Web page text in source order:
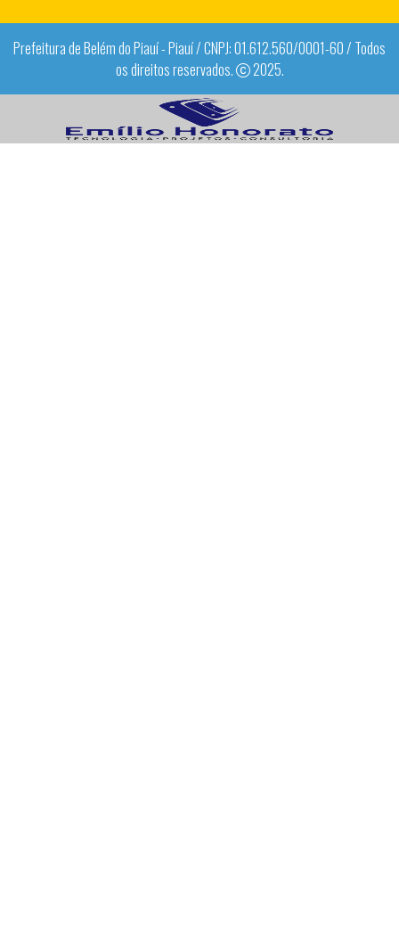
Prefeitura de Belém do Piauí - Piauí / CNPJ: 01.612.560/0001-60 / Todos
os direitos reservados.
2025.